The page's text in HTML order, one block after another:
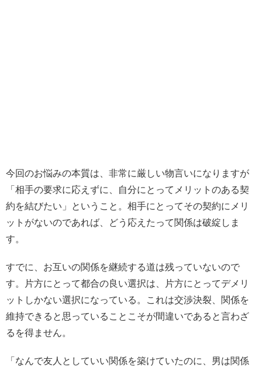
今回のお悩みの本質は、非常に厳しい物言いになりますが
「相手の要求に応えずに、自分にとってメリットのある契
約を結びたい」ということ。相手にとってその契約にメリ
ットがないのであれば、どう応えたって関係は破綻しま
す。
すでに、お互いの関係を継続する道は残っていないので
す。片方にとって都合の良い選択は、片方にとってデメリ
ットしかない選択になっている。これは交渉決裂、関係を
維持できると思っていることこそが間違いであると言わざ
るを得ません。
「なんで友人としていい関係を築けていたのに、男は関係